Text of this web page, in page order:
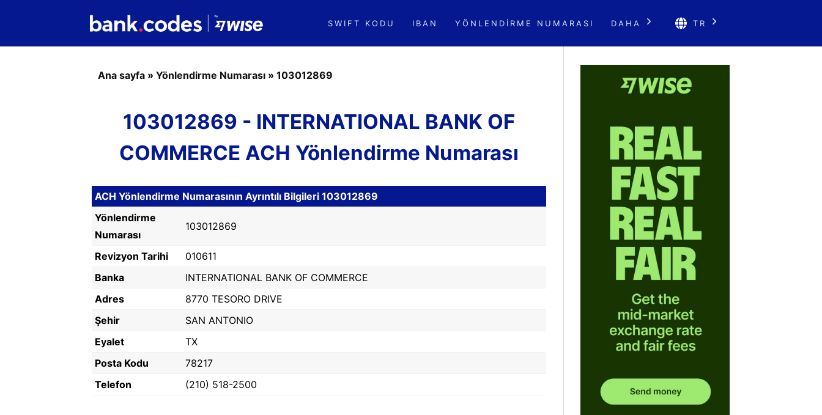
SWIFT KODU IBAN YÖNLENDIRME NUMARASI DAHA TR
Ana sayfa » Yönlendirme Numarası » 103012869
103012869 - INTERNATIONAL BANK OF
COMMERCE ACH Yönlendirme Numarası
ACH Yönlendirme Numarasının Ayrıntılı Bilgileri 103012869
Yönlendirme
Numarası
103012869
Revizyon Tarihi
010611
Banka
INTERNATIONAL BANK OF COMMERCE
Adres
8770 TESORO DRIVE
Şehir
SAN ANTONIO
Eyalet
TX
Posta Kodu
78217
Telefon
(210) 518-2500